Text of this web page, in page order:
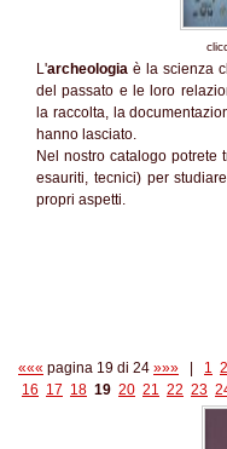
L'archeologia è la scienza
del passato e le loro
la raccolta, la
hanno lasciato.
Nel nostro catalogo
esauriti, tecnici) per
propri aspetti.
««« pagina 19 di 24 »»» 1 2
16 17 18 19 20 21 22 23